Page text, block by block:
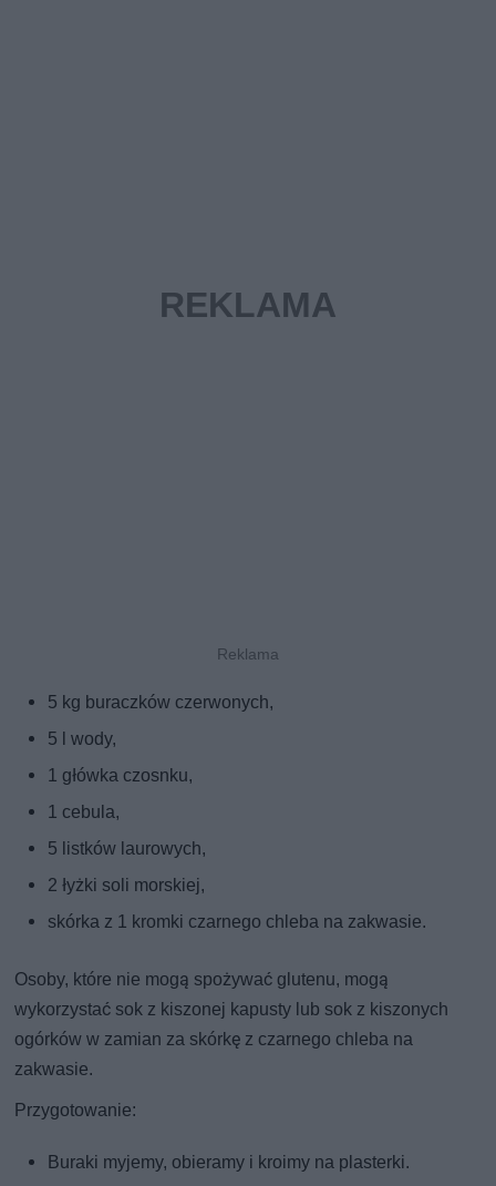
5 kg buraczków czerwonych,
5 l wody,
1 główka czosnku,
1 cebula,
5 listków laurowych,
2 łyżki soli morskiej,
skórka z 1 kromki czarnego chleba na zakwasie.
Osoby, które nie mogą spożywać glutenu, mogą
wykorzystać sok z kiszonej kapusty lub sok z kiszonych
ogórków w zamian za skórkę z czarnego chleba na
zakwasie.
Przygotowanie:
Buraki myjemy, obieramy i kroimy na plasterki.